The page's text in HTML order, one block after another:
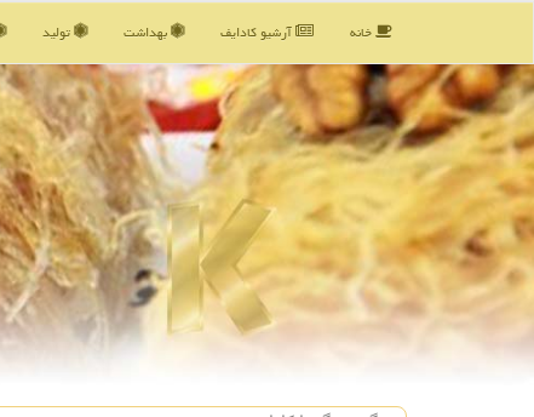
خانه آرشیو كادایف بهداشت تولید